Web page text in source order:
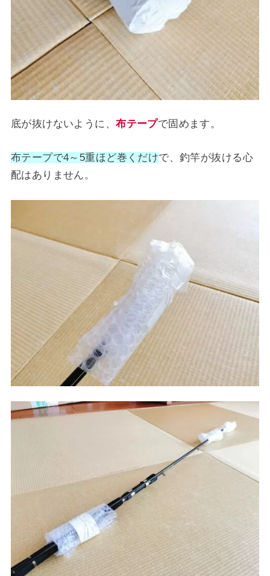
底が抜けないように、布テープで固めます。
布テープで4～5重ほど巻くだけで、釣竿が抜ける心
配はありません。